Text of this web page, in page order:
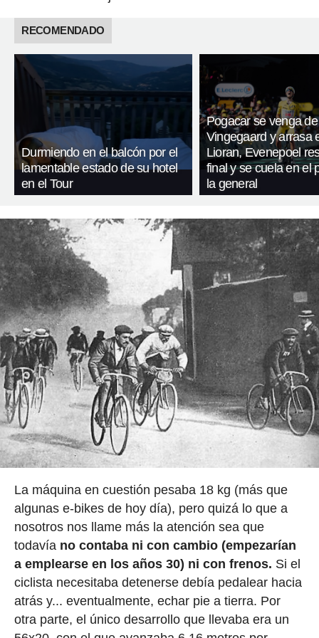
RECOMENDADO
Durmiendo en el balcón por el
lamentable estado de su hotel
en el Tour
Pogacar se venga de
Vingegaard y arrasa
Lioran, Evenepoel
final y se cuela en el
la general
La máquina en cuestión pesaba 18 kg (más que
algunas e-bikes de hoy día), pero quizá lo que a
nosotros nos llame más la atención sea que
todavía no contaba ni con cambio (empezarían
a emplearse en los años 30) ni con frenos. Si el
ciclista necesitaba detenerse debía pedalear hacia
atrás y... eventualmente, echar pie a tierra. Por
otra parte, el único desarrollo que llevaba era un